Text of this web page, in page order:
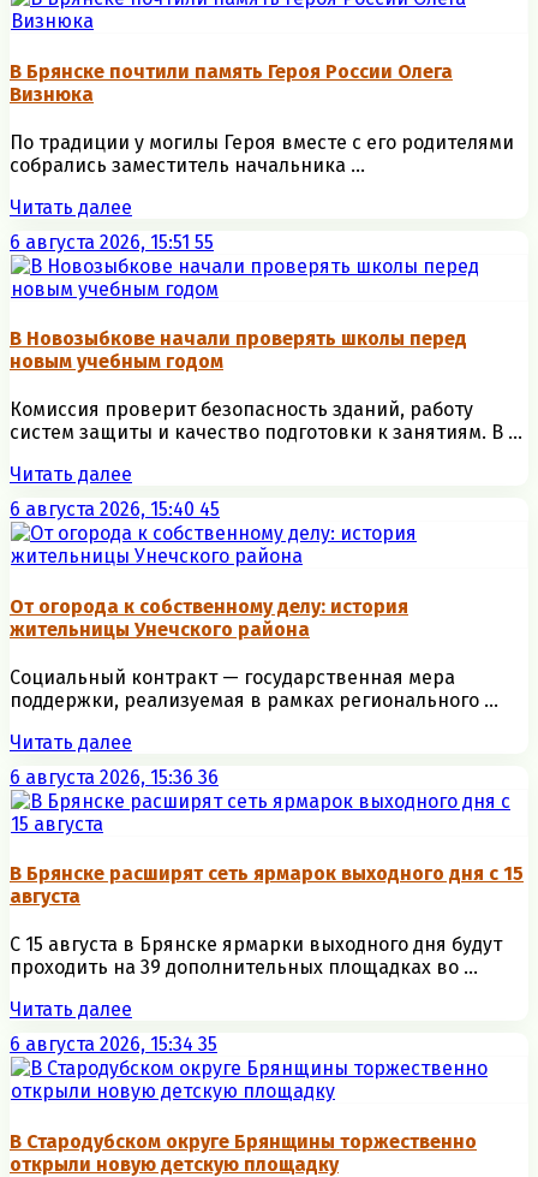
В Брянске почтили память Героя России Олега
Визнюка
По традиции у могилы Героя вместе с его родителями
собрались заместитель начальника ...
Читать далее
6 августа 2026, 15:51 55
В Новозыбкове начали проверять школы перед
новым учебным годом
Комиссия проверит безопасность зданий, работу
систем защиты и качество подготовки к занятиям. В ...
Читать далее
6 августа 2026, 15:40 45
От огорода к собственному делу: история
жительницы Унечского района
Социальный контракт — государственная мера
поддержки, реализуемая в рамках регионального ...
Читать далее
6 августа 2026, 15:36 36
В Брянске расширят сеть ярмарок выходного дня с 15
августа
С 15 августа в Брянске ярмарки выходного дня будут
проходить на 39 дополнительных площадках во ...
Читать далее
6 августа 2026, 15:34 35
В Стародубском округе Брянщины торжественно
открыли новую детскую площадку